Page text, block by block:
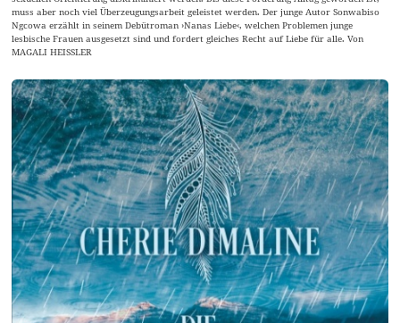
muss aber noch viel Überzeugungsarbeit geleistet werden. Der junge Autor Sonwabiso
Ngcowa erzählt in seinem Debütroman ›Nanas Liebe‹, welchen Problemen junge
lesbische Frauen ausgesetzt sind und fordert gleiches Recht auf Liebe für alle. Von
MAGALI HEISSLER